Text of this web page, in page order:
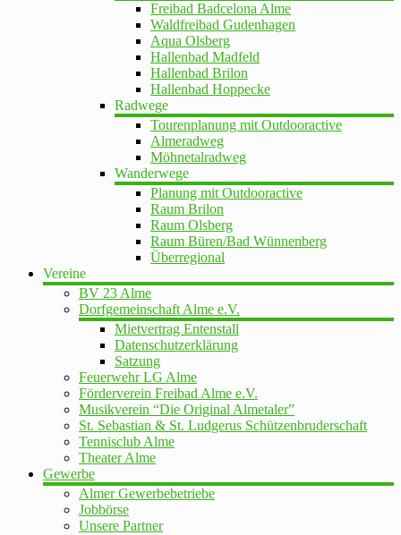
Freibad Badcelona Alme
Waldfreibad Gudenhagen
Aqua Olsberg
Hallenbad Madfeld
Hallenbad Brilon
Hallenbad Hoppecke
Radwege
Tourenplanung mit Outdooractive
Almeradweg
Möhnetalradweg
Wanderwege
Planung mit Outdooractive
Raum Brilon
Raum Olsberg
Raum Büren/Bad Wünnenberg
Überregional
Vereine
BV 23 Alme
Dorfgemeinschaft Alme e.V.
Mietvertrag Entenstall
Datenschutzerklärung
Satzung
Feuerwehr LG Alme
Förderverein Freibad Alme e.V.
Musikverein “Die Original Almetaler”
St. Sebastian & St. Ludgerus Schützenbruderschaft
Tennisclub Alme
Theater Alme
Gewerbe
Almer Gewerbebetriebe
Jobbörse
Unsere Partner